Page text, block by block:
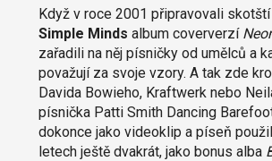
Když v roce 2001 připravovali
Simple Minds album coververzí
zařadili na něj písničky od umělců a
považují za svoje vzory. A tak zde
Davida Bowieho, Kraftwerk nebo
písnička Patti Smith Dancing
dokonce jako videoklip a píseň
letech ještě dvakrát, jako bonus alba